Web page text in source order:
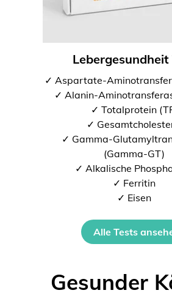
Lebergesundheit
✓ Aspartate-
✓ Alanin-
✓ Totalprotein
✓
✓ Gamma-
(Gamma-GT)
✓ Alkalische
✓ Ferritin
✓ Eisen
Alle Tests
Gesunder